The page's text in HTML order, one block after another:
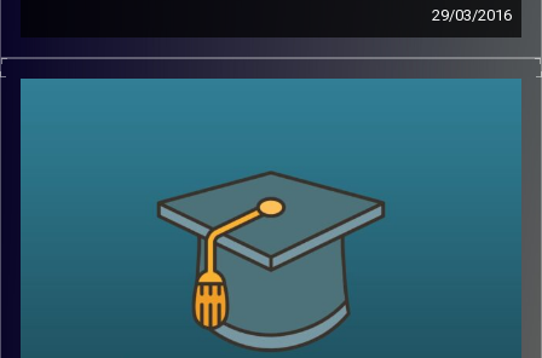
29/03/2016
ראש החוג למדיניות ציבורית באוניברסיטת תל
בה, ובעצם על חיי היומיום של כולנו: בריאות,
חינוך, פנסיה, דיור, אבטלה. שני תחומי ענק
מעניינים המושפעים משינויים במבנה המוסדי
הם מעמד הביניים ואנרגיות מתחדשות
AudioVersity